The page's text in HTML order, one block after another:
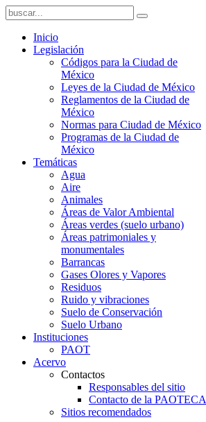
Inicio
Legislación
Códigos para la Ciudad de
México
Leyes de la Ciudad de México
Reglamentos de la Ciudad de
México
Normas para Ciudad de México
Programas de la Ciudad de
México
Temáticas
Agua
Aire
Animales
Áreas de Valor Ambiental
Áreas verdes (suelo urbano)
Áreas patrimoniales y
monumentales
Barrancas
Gases Olores y Vapores
Residuos
Ruido y vibraciones
Suelo de Conservación
Suelo Urbano
Instituciones
PAOT
Acervo
Contactos
Responsables del sitio
Contacto de la PAOTECA
Sitios recomendados